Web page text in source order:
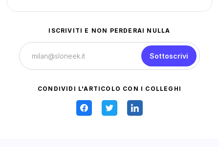
ISCRIVITI E NON PERDERAI NULLA
Sottoscrivi
CONDIVIDI L'ARTICOLO CON I COLLEGHI